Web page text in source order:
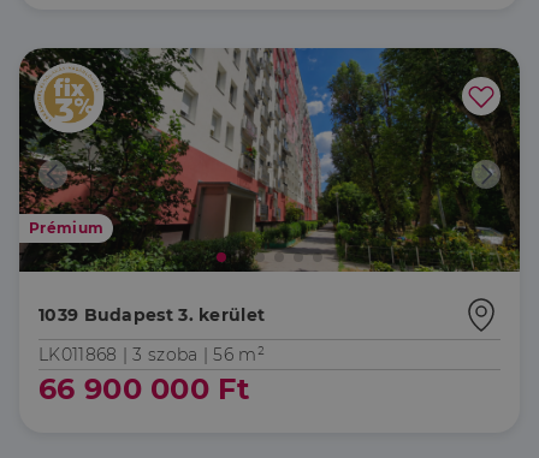
Prémium
1039 Budapest 3. kerület
LK011868 |3 szoba | 56 m²
66 900 000 Ft
_ga
Google LLC
.dh.hu
1 év 1
hónap
Ez a cookie-név
társítva van a Google
Universal Analytics-
hez - amely jelentős
frissítés a Google
által leggyakrabban
használt elemzési
szolgáltatáshoz. Ez a
süti az egyedi
felhasználók
szolgál,
véletlenszerűen
generált szám
kliens
A webhely minden
oldalkérésében
webhely-elemzési
amelyet a
végfelhasználó
láthatott,
mielőtt
meglátogatta
az említett
weboldalt.
bcookie
Microsoft
Corporation
.linkedin.com
1 év
Ez egy
Microsoft MSN
első féltől
származó
sütik, amely a
weboldal
megosztására